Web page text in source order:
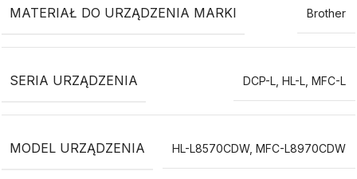
MATERIAŁ DO URZĄDZENIA MARKI Brother
SERIA URZĄDZENIA DCP-L HL-L MFC-L
MODEL URZĄDZENIA HL-L8570CDW, MFC-L8970CDW